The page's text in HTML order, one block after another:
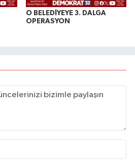
O BELEDİYEYE 3. DALGA
OPERASYON